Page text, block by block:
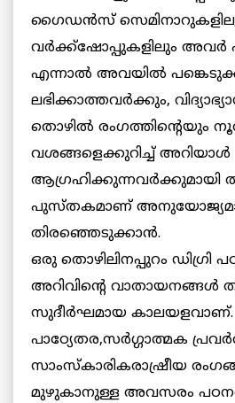
ഗൈഡന്‍സ്
വര്‍ക്ക്‌ഷോപ്പുകളിലും അവര്‍
എന്നാല്‍ അവയില്‍
ലഭിക്കാത്തവര്‍ക്കും,
തൊഴില്‍ രംഗത്തിന്റെയും
വശങ്ങളെക്കുറിച്ച് അറിയാള്‍
ആഗ്രഹിക്കുന്നവര്‍ക്കുമായി
പുസ്തകമാണ്
തിരഞ്ഞെടുക്കാന്‍.
ഒരു തൊഴിലിനപ്പുറം ഡിഗ്രി
അറിവിന്റെ വാതായനങ്ങള്‍
സുദീര്‍ഘമായ കാലയളവാണ്.
പാഠ്യേതര,സര്‍ഗ്ഗാത്മക
സാംസ്‌കാരികരാഷ്രീയ
മുഴുകാനുള്ള അവസരം